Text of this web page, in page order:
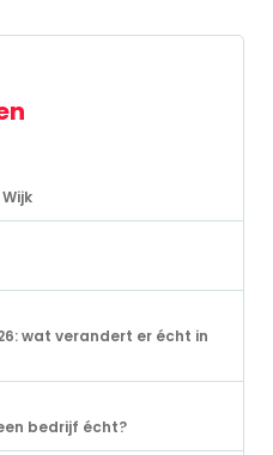
wat verandert er écht in
bedrijf écht?